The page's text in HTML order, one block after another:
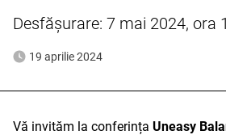
Desfășurare: 7 mai 2024, ora
19 aprilie 2024
Vă invităm la conferința Uneasy